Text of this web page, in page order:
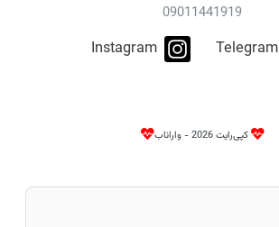
09011441919
Telegram
Instagram
کپی‌رایت 2026 - واراناب